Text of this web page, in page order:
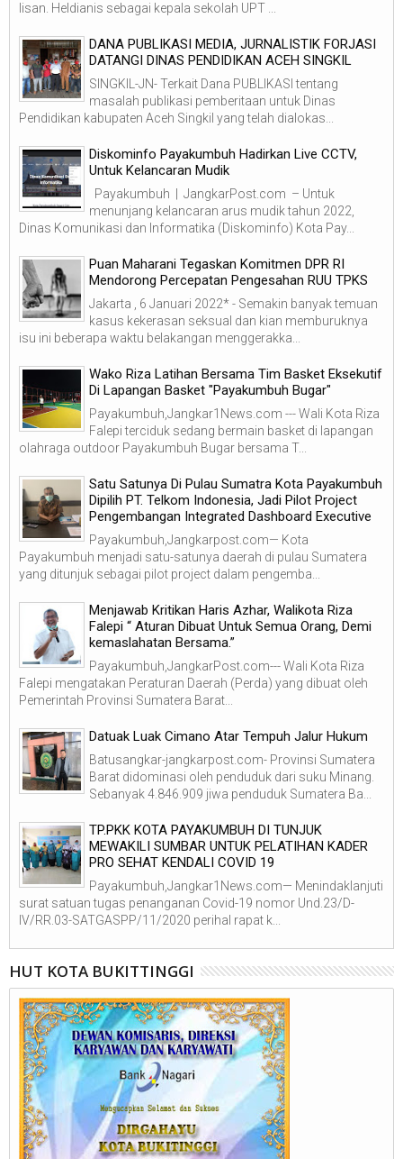
lisan. Heldianis sebagai kepala sekolah UPT ...
DANA PUBLIKASI MEDIA, JURNALISTIK FORJASI
DATANGI DINAS PENDIDIKAN ACEH SINGKIL
SINGKIL-JN- Terkait Dana PUBLIKASI tentang
masalah publikasi pemberitaan untuk Dinas
Pendidikan kabupaten Aceh Singkil yang telah dialokas...
Diskominfo Payakumbuh Hadirkan Live CCTV,
Untuk Kelancaran Mudik
Payakumbuh | JangkarPost.com – Untuk
menunjang kelancaran arus mudik tahun 2022,
Dinas Komunikasi dan Informatika (Diskominfo) Kota Pay...
Puan Maharani Tegaskan Komitmen DPR RI
Mendorong Percepatan Pengesahan RUU TPKS
Jakarta , 6 Januari 2022* - Semakin banyak temuan
kasus kekerasan seksual dan kian memburuknya
isu ini beberapa waktu belakangan menggerakka...
Wako Riza Latihan Bersama Tim Basket Eksekutif
Di Lapangan Basket "Payakumbuh Bugar"
Payakumbuh,Jangkar1News.com --- Wali Kota Riza
Falepi terciduk sedang bermain basket di lapangan
olahraga outdoor Payakumbuh Bugar bersama T...
Satu Satunya Di Pulau Sumatra Kota Payakumbuh
Dipilih PT. Telkom Indonesia, Jadi Pilot Project
Pengembangan Integrated Dashboard Executive
Payakumbuh,Jangkarpost.com— Kota
Payakumbuh menjadi satu-satunya daerah di pulau Sumatera
yang ditunjuk sebagai pilot project dalam pengemba...
Menjawab Kritikan Haris Azhar, Walikota Riza
Falepi “ Aturan Dibuat Untuk Semua Orang, Demi
kemaslahatan Bersama.”
Payakumbuh,JangkarPost.com--- Wali Kota Riza
Falepi mengatakan Peraturan Daerah (Perda) yang dibuat oleh
Pemerintah Provinsi Sumatera Barat...
Datuak Luak Cimano Atar Tempuh Jalur Hukum
Batusangkar-jangkarpost.com- Provinsi Sumatera
Barat didominasi oleh penduduk dari suku Minang.
Sebanyak 4.846.909 jiwa penduduk Sumatera Ba...
TP.PKK KOTA PAYAKUMBUH DI TUNJUK
MEWAKILI SUMBAR UNTUK PELATIHAN KADER
PRO SEHAT KENDALI COVID 19
Payakumbuh,Jangkar1News.com— Menindaklanjuti
surat satuan tugas penanganan Covid-19 nomor Und.23/D-
IV/RR.03-SATGASPP/11/2020 perihal rapat k...
HUT KOTA BUKITTINGGI